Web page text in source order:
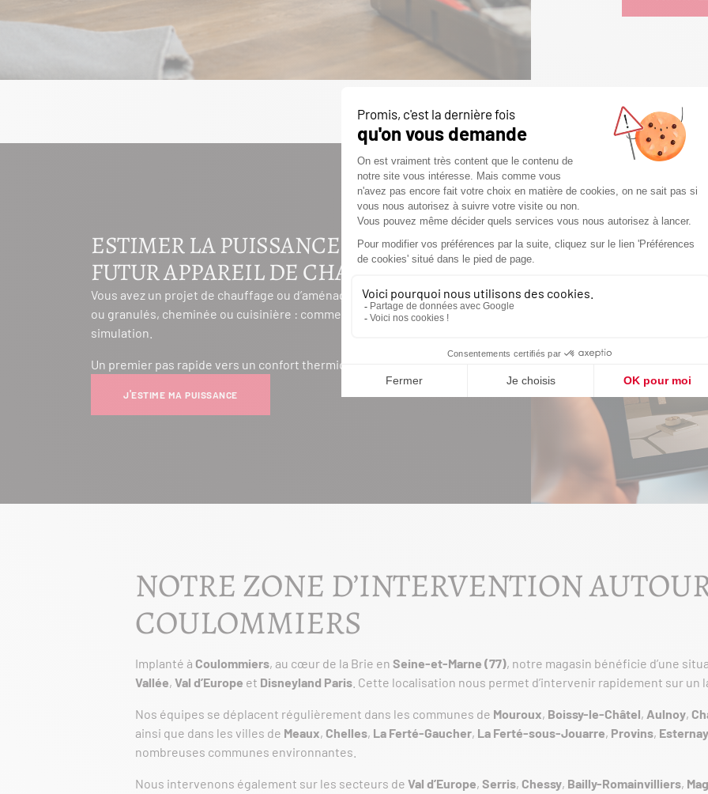
ESTIMER LA PUISSANCE DE VOTRE
FUTUR APPAREIL DE CHAUFFAGE
Vous avez un projet de chauffage ou d’aménagement ? Poêle à bois
ou granulés, cheminée ou cuisinière : commencez par une
simulation.
Un premier pas rapide vers un confort thermique durable.
J'ESTIME MA PUISSANCE
NOTRE ZONE D’INTERVENTION
COULOMMIERS
Implanté à Coulommiers, au cœur de la Brie en Seine-et-Marne (77), notre magasin bénéficie d’une
Vallée, Val d’Europe et Disneyland Paris . Cette localisation nous permet d’intervenir rapidement sur
Nos équipes se déplacent régulièrement dans les communes de Mouroux, Boissy-le-Châtel, Aulnoy,
ainsi que dans les villes de Meaux, Chelles, La Ferté-Gaucher, La Ferté-sous-Jouarre, Provins, Esternay
nombreuses communes environnantes.
Nous intervenons également sur les secteurs de Val d’Europe, Serris, Chessy, Bailly-Romainvilliers,